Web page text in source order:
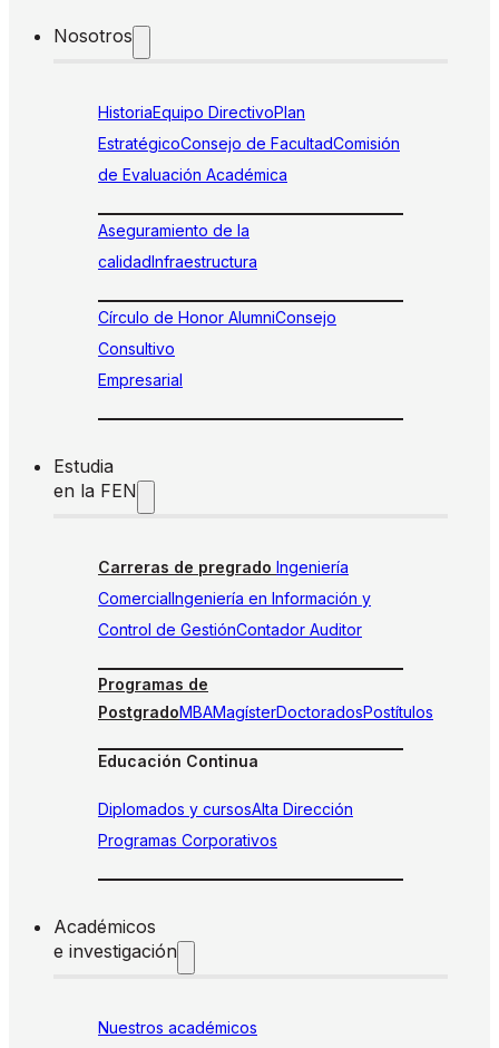
Nosotros
HistoriaEquipo DirectivoPlan
EstratégicoConsejo de FacultadComisión
de Evaluación Académica
Aseguramiento de la
calidadInfraestructura
Círculo de Honor AlumniConsejo
Consultivo
Empresarial
Estudia
en la FEN
Carreras de pregrado Ingeniería
ComercialIngeniería en Información y
Control de GestiónContador Auditor
Programas de
PostgradoMBAMagísterDoctoradosPostítulos
Educación Continua
Diplomados y cursosAlta Dirección
Programas Corporativos
Académicos
e investigación
Nuestros académicos